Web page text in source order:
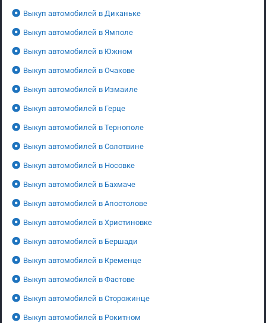
Выкуп автомобилей в Диканьке
Выкуп автомобилей в Ямполе
Выкуп автомобилей в Южном
Выкуп автомобилей в Очакове
Выкуп автомобилей в Измаиле
Выкуп автомобилей в Герце
Выкуп автомобилей в Тернополе
Выкуп автомобилей в Солотвине
Выкуп автомобилей в Носовке
Выкуп автомобилей в Бахмаче
Выкуп автомобилей в Апостолове
Выкуп автомобилей в Христиновке
Выкуп автомобилей в Бершади
Выкуп автомобилей в Кременце
Выкуп автомобилей в Фастове
Выкуп автомобилей в Сторожинце
Выкуп автомобилей в Рокитном